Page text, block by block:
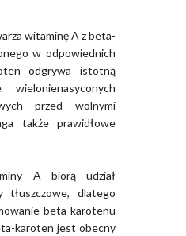
witaminę A z beta-
w odpowiednich
odgrywa istotną
przed wolnymi
także prawidłowe
A biorą udział
tłuszczowe, dlatego
beta-karotenu
karoten jest obecny